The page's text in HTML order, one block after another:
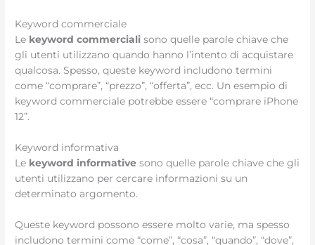
Keyword commerciale
Le keyword commerciali sono quelle parole chiave che
gli utenti utilizzano quando hanno l’intento di acquistare
qualcosa. Spesso, queste keyword includono termini
come “comprare”, “prezzo”, “offerta”, ecc. Un esempio di
keyword commerciale potrebbe essere “comprare iPhone
12”.
Keyword informativa
Le keyword informative sono quelle parole chiave che gli
utenti utilizzano per cercare informazioni su un
determinato argomento.
Queste keyword possono essere molto varie, ma spesso
includono termini come “come”, “cosa”, “quando”, “dove”,